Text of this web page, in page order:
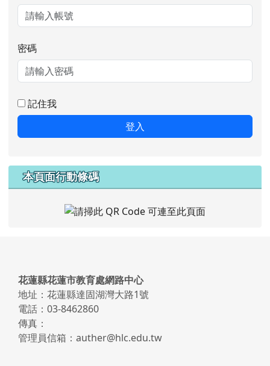
密碼
記住我
登入
本頁面行動條碼
頁尾區域內容
花蓮縣花蓮市教育處網路中心
地址：花蓮縣達固湖灣大路1號
電話：03-8462860
傳真：
管理員信箱：auther@hlc.edu.tw